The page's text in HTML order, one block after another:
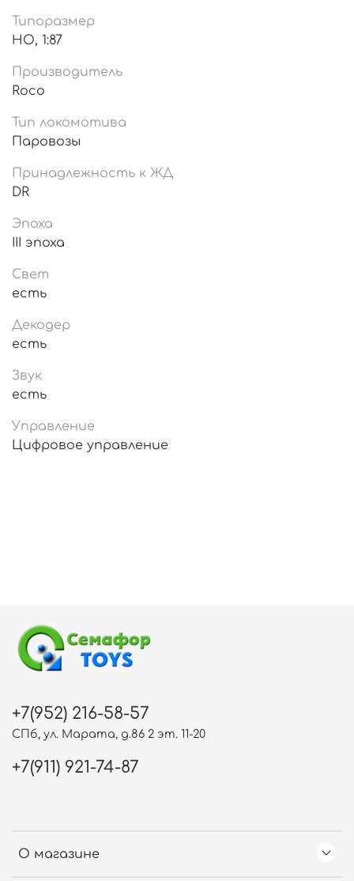
Типоразмер
HO, 1:87
Производитель
Roco
Тип локомотива
Паровозы
Принадлежность к ЖД
DR
Эпоха
III эпоха
Свет
есть
Декодер
есть
Звук
есть
Управление
Цифровое управление
О магазине
+7(952) 216-58-57
СПб, ул. Марата, д.86 2 эт. 11-20
+7(911) 921-74-87